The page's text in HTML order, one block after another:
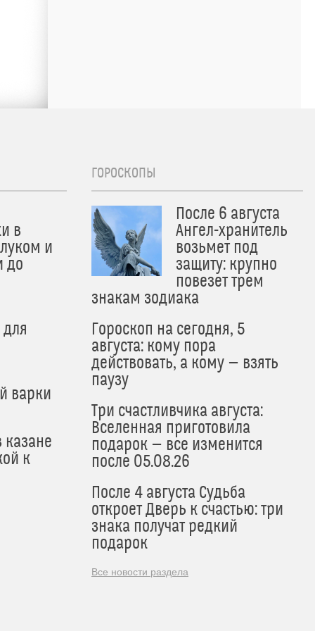
в
и
до
варки
к
ГОРОСКОПЫ
После 6 августа
Ангел-хранитель
возьмет под
защиту: крупно
повезет трем
знакам зодиака
Гороскоп на сегодня, 5
августа: кому пора
действовать, а кому — взять
паузу
Три счастливчика августа:
Вселенная приготовила
подарок — все изменится
после 05.08.26
После 4 августа Судьба
откроет Дверь к счастью: три
знака получат редкий
подарок
Все новости раздела